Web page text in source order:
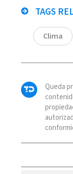
TAGS
Clima
Queda